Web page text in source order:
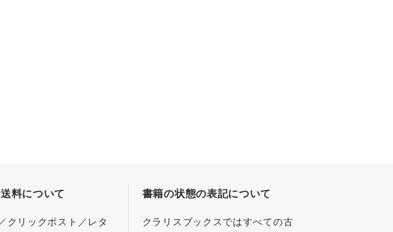
料について
クリックポスト／レタ
書籍の状態の表記について
クラリスブックスではすべての古